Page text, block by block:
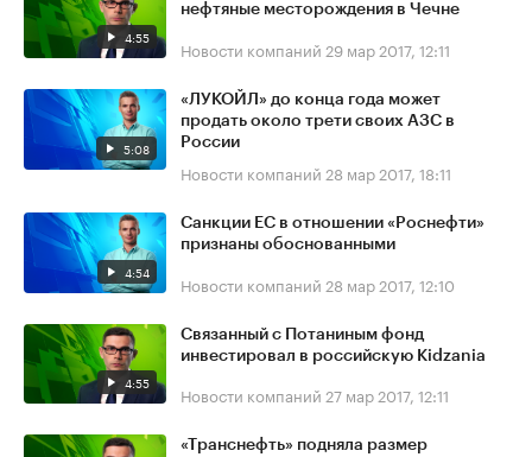
4:55
нефтяные месторождения в Чечне
Новости компаний 29 мар 2017, 12:11
5:08
«ЛУКОЙЛ» до конца года может
продать около трети своих АЗС в
России
Новости компаний 28 мар 2017, 18:11
4:54
Санкции ЕС в отношении «Роснефти»
признаны обоснованными
Новости компаний 28 мар 2017, 12:10
4:55
Связанный с Потаниным фонд
инвестировал в российскую Kidzania
Новости компаний 27 мар 2017, 12:11
«Транснефть» подняла размер